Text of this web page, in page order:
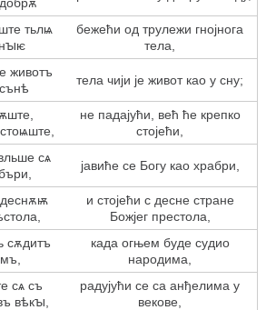
тьлѩ
бежећи од трулежи гнојнога
тела,
животъ
тела чији је живот као у сну;
не падајући, већ ће крепко
стојећи,
сѧ
јавиће се Богу као храбри,
и стојећи с десне стране
Божјег престола,
сѫдитъ
када огњем буде судио
народима,
сѧ съ
вѣкꙑ,
радујући се са анђелима у
векове,